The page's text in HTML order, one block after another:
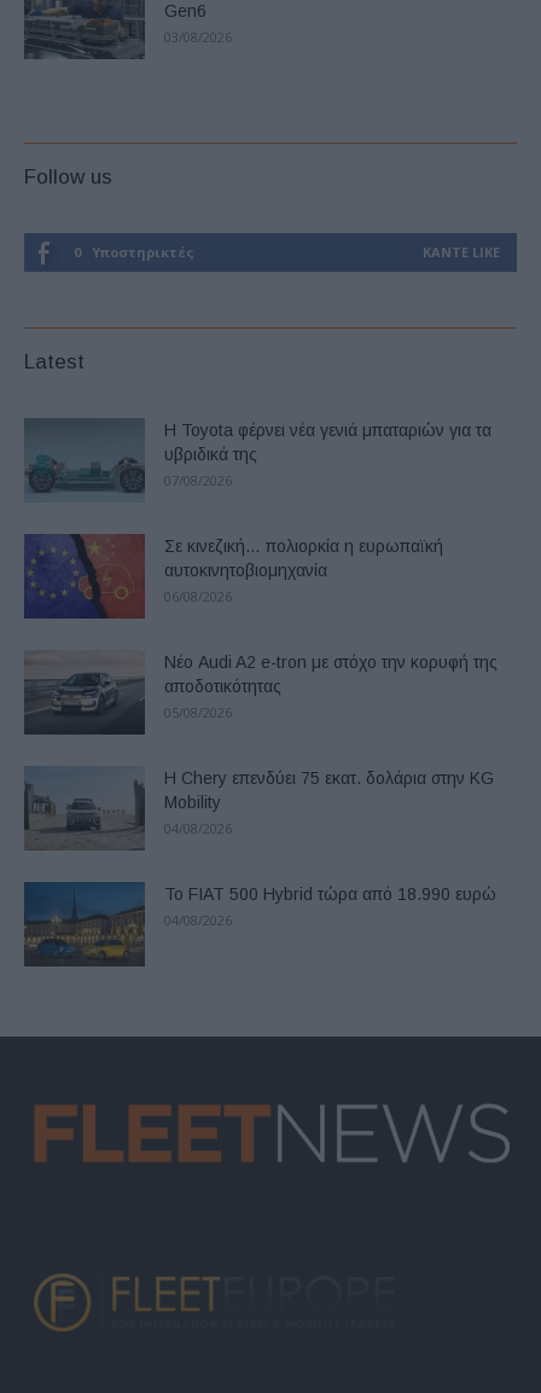
Gen6
03/08/2026
Follow us
0 Υποστηρικτές ΚΆΝΤΕ LIKE
Latest
Η Toyota φέρνει νέα γενιά μπαταριών για τα
υβριδικά της
07/08/2026
Σε κινεζική… πολιορκία η ευρωπαϊκή
αυτοκινητοβιομηχανία
06/08/2026
Νέο Audi A2 e-tron με στόχο την κορυφή της
αποδοτικότητας
05/08/2026
Η Chery επενδύει 75 εκατ. δολάρια στην KG
Mobility
04/08/2026
Το FIAT 500 Hybrid τώρα από 18.990 ευρώ
04/08/2026